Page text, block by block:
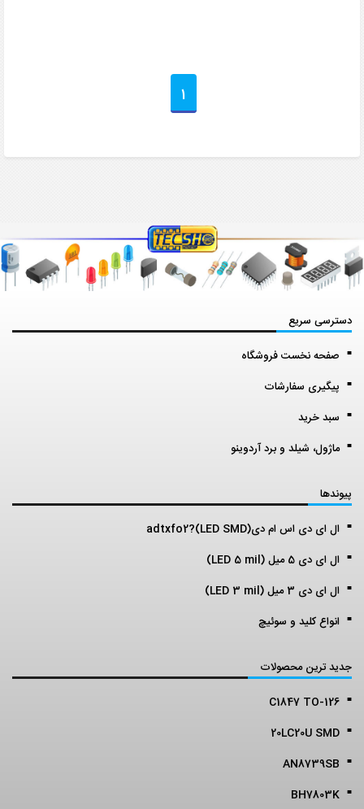
1
دسترسی سریع
صفحه نخست فروشگاه
پیگیری سفارشات
سبد خرید
ماژول، شیلد و برد آردوینو
پیوندها
ال ای دی اس ام دی(LED SMD)?adtxfo2
ال ای دی 5 میل (LED 5 mil)
ال ای دی 3 میل (LED 3 mil)
انواع کلید و سوئیچ
جدید ترین محصولات
C1847 TO-126
20LC20U SMD
AN8739SB
BH7803K